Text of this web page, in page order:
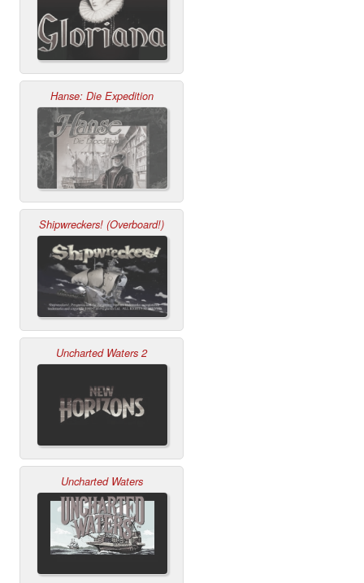
Hanse: Die Expedition
Shipwreckers! (Overboard!)
Uncharted Waters 2
Uncharted Waters